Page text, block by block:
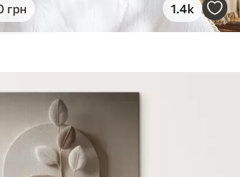
кольори
полотна
грн 1.4k